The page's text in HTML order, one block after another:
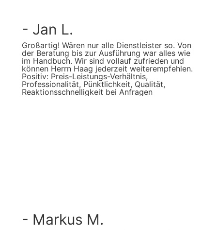
- Jan L.
Großartig! Wären nur alle Dienstleister so. Von
der Beratung bis zur Ausführung war alles wie
im Handbuch. Wir sind vollauf zufrieden und
können Herrn Haag jederzeit weiterempfehlen.
Positiv: Preis-Leistungs-Verhältnis,
Professionalität, Pünktlichkeit, Qualität,
Reaktionsschnelligkeit bei Anfragen
- Markus M.